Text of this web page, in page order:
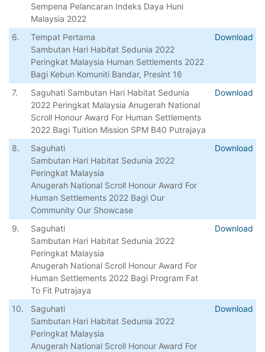
Sempena Pelancaran Indeks Daya Huni
Malaysia 2022
6.
Tempat Pertama
Sambutan Hari Habitat Sedunia 2022
Peringkat Malaysia Human Settlements 2022
Bagi Kebun Komuniti Bandar, Presint 16
Download
7.
Saguhati Sambutan Hari Habitat Sedunia
2022 Peringkat Malaysia Anugerah National
Scroll Honour Award For Human Settlements
2022 Bagi Tuition Mission SPM B40 Putrajaya
Download
8.
Saguhati
Sambutan Hari Habitat Sedunia 2022
Peringkat Malaysia
Anugerah National Scroll Honour Award For
Human Settlements 2022 Bagi Our
Community Our Showcase
Download
9.
Saguhati
Sambutan Hari Habitat Sedunia 2022
Peringkat Malaysia
Anugerah National Scroll Honour Award For
Human Settlements 2022 Bagi Program Fat
To Fit Putrajaya
Download
10.
Saguhati
Sambutan Hari Habitat Sedunia 2022
Peringkat Malaysia
Anugerah National Scroll Honour Award For
Download